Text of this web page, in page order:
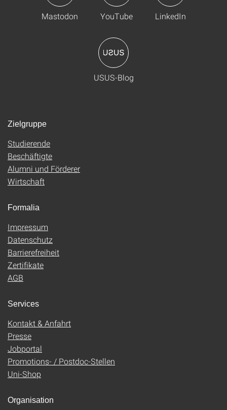
Mastodon YouTube LinkedIn
USUS-Blog
Zielgruppe
Studierende
Beschäftigte
Alumni und Förderer
Wirtschaft
Formalia
Impressum
Datenschutz
Barrierefreiheit
Zertifikate
AGB
Services
Kontakt & Anfahrt
Presse
Jobportal
Promotions- / Postdoc-Stellen
Uni-Shop
Organisation